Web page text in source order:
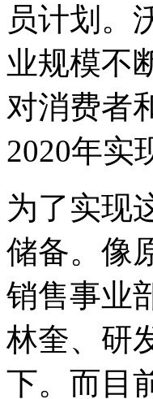
员计划。
业规模不
对消费者
2020年实
为了实现
储备。像
销售事业
林奎、研
下。而目